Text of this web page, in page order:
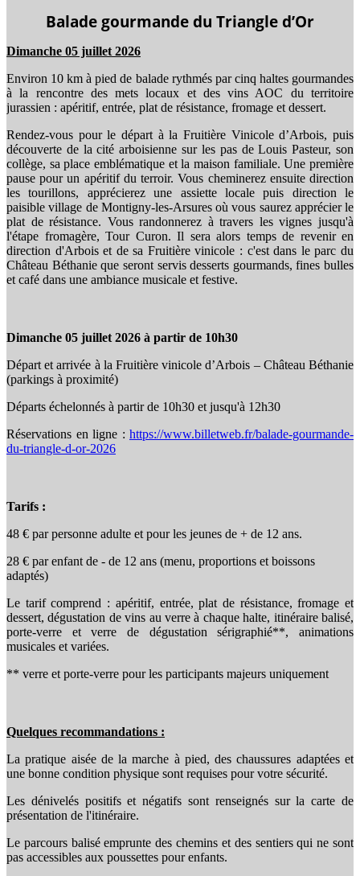
Balade gourmande du Triangle d’Or
Dimanche 05 juillet 2026
Environ 10 km à pied de balade rythmés par cinq haltes gourmandes
à la rencontre des mets locaux et des vins AOC du territoire
jurassien : apéritif, entrée, plat de résistance, fromage et dessert.
Rendez-vous pour le départ à la Fruitière Vinicole d’Arbois, puis
découverte de la cité arboisienne sur les pas de Louis Pasteur, son
collège, sa place emblématique et la maison familiale. Une première
pause pour un apéritif du terroir. Vous cheminerez ensuite direction
les tourillons, apprécierez une assiette locale puis direction le
paisible village de Montigny-les-Arsures où vous saurez apprécier le
plat de résistance. Vous randonnerez à travers les vignes jusqu'à
l'étape fromagère, Tour Curon. Il sera alors temps de revenir en
direction d'Arbois et de sa Fruitière vinicole : c'est dans le parc du
Château Béthanie que seront servis desserts gourmands, fines bulles
et café dans une ambiance musicale et festive.
Dimanche 05 juillet 2026 à partir de 10h30
Départ et arrivée à la Fruitière vinicole d’Arbois – Château Béthanie
(parkings à proximité)
Départs échelonnés à partir de 10h30 et jusqu'à 12h30
Réservations en ligne : https://www.billetweb.fr/balade-gourmande-
du-triangle-d-or-2026
Tarifs :
48 € par personne adulte et pour les jeunes de + de 12 ans.
28 € par enfant de - de 12 ans (menu, proportions et boissons
adaptés)
Le tarif comprend : apéritif, entrée, plat de résistance, fromage et
dessert, dégustation de vins au verre à chaque halte, itinéraire balisé,
porte-verre et verre de dégustation sérigraphié**, animations
musicales et variées.
** verre et porte-verre pour les participants majeurs uniquement
Quelques recommandations :
La pratique aisée de la marche à pied, des chaussures adaptées et
une bonne condition physique sont requises pour votre sécurité.
Les dénivelés positifs et négatifs sont renseignés sur la carte de
présentation de l'itinéraire.
Le parcours balisé emprunte des chemins et des sentiers qui ne sont
pas accessibles aux poussettes pour enfants.